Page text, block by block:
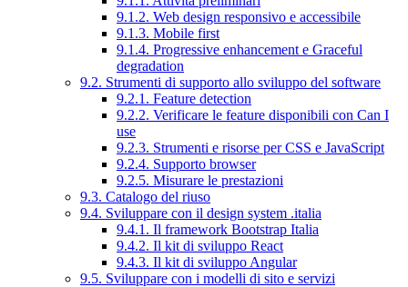
9.1.2. Web design responsivo e accessibile
9.1.3. Mobile first
9.1.4. Progressive enhancement e Graceful
degradation
9.2. Strumenti di supporto allo sviluppo del software
9.2.1. Feature detection
9.2.2. Verificare le feature disponibili con Can I
use
9.2.3. Strumenti e risorse per CSS e JavaScript
9.2.4. Supporto browser
9.2.5. Misurare le prestazioni
9.3. Catalogo del riuso
9.4. Sviluppare con il design system .italia
9.4.1. Il framework Bootstrap Italia
9.4.2. Il kit di sviluppo React
9.4.3. Il kit di sviluppo Angular
9.5. Sviluppare con i modelli di sito e servizi